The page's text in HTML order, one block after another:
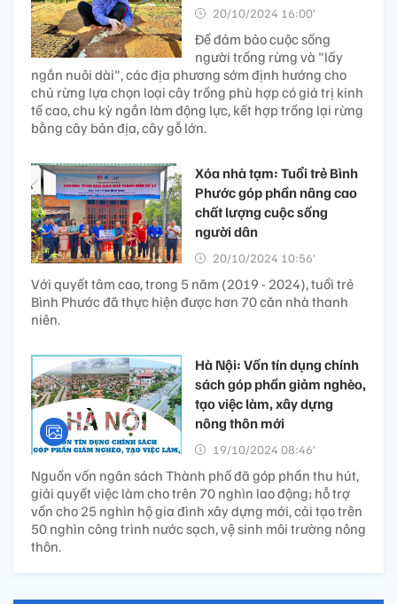
20/10/2024 16:00’
Để đảm bảo cuộc sống
người trồng rừng và "lấy
ngắn nuôi dài", các địa phương sớm định hướng cho
chủ rừng lựa chọn loại cây trồng phù hợp có giá trị kinh
tế cao, chu kỳ ngắn làm động lực, kết hợp trồng lại rừng
bằng cây bản địa, cây gỗ lớn.
Xóa nhà tạm: Tuổi trẻ Bình
Phước góp phần nâng cao
chất lượng cuộc sống
người dân
20/10/2024 10:56’
Với quyết tâm cao, trong 5 năm (2019 - 2024), tuổi trẻ
Bình Phước đã thực hiện được hơn 70 căn nhà thanh
niên.
Hà Nội: Vốn tín dụng chính
sách góp phần giảm nghèo,
tạo việc làm, xây dựng
nông thôn mới
19/10/2024 08:46’
Nguồn vốn ngân sách Thành phố đã góp phần thu hút,
giải quyết việc làm cho trên 70 nghìn lao động; hỗ trợ
vốn cho 25 nghìn hộ gia đình xây dựng mới, cải tạo trên
50 nghìn công trình nước sạch, vệ sinh môi trường nông
thôn.